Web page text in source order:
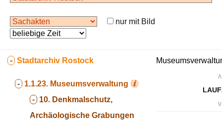
nur mit Bild
- Stadtarchiv Rostock
- 1.1.23. Museumsverwaltung
- 10. Denkmalschutz,
Archäologische Grabungen
∧
∨